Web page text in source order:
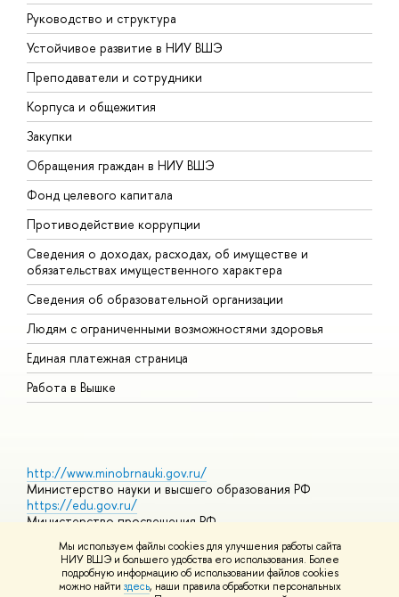
Мы используем файлы cookies для улучшения работы сайта
НИУ ВШЭ и большего удобства его использования. Более
подробную информацию об использовании файлов cookies
можно найти здесь, наши правила обработки персональных
Руководство и структура
Устойчивое развитие в НИУ ВШЭ
Преподаватели и сотрудники
Корпуса и общежития
Закупки
Обращения граждан в НИУ ВШЭ
Фонд целевого капитала
Противодействие коррупции
Сведения о доходах, расходах, об имуществе и
обязательствах имущественного характера
Сведения об образовательной организации
Людям с ограниченными возможностями здоровья
Единая платежная страница
Работа в Вышке
http://www.minobrnauki.gov.ru/
Министерство науки и высшего образования РФ
https://edu.gov.ru/
Министерство просвещения РФ
Массовые открытые онлайн-курсы